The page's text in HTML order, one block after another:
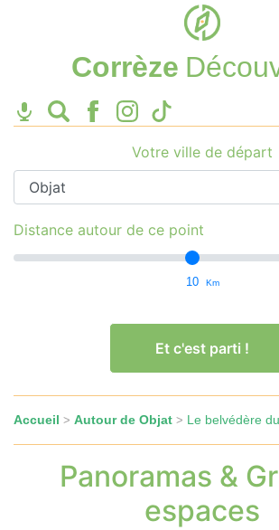
Corrèze
Votre ville de départ
Distance autour de ce point
10 Km
Et c'est parti !
Accueil > Autour de Objat > Le belvédère
Panoramas &
espaces